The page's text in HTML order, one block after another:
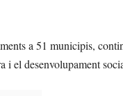
a 51 municipis,
i el desenvolupament